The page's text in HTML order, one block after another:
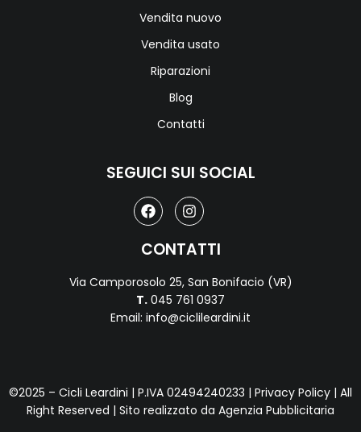
Vendita nuovo
Vendita usato
Riparazioni
Blog
Contatti
SEGUICI SUI SOCIAL
CONTATTI
Via Camporosolo 25, San Bonifacio (VR)
T. 045 761 0937
Email: info@ciclileardini.it
©2025 – Cicli Leardini | P.IVA 02494240233 | Privacy Policy | All
Right Reserved | Sito realizzato da Agenzia Pubblicitaria